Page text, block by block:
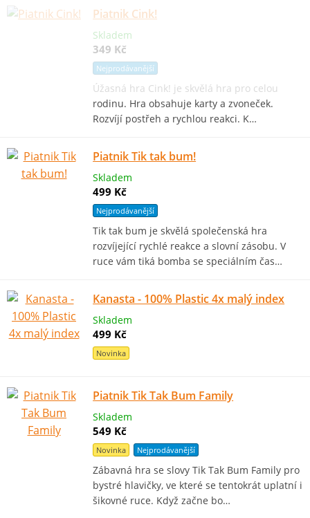
Piatnik Cink!
Skladem
349 Kč
Nejprodávanější
Úžasná hra Cink! je skvělá hra pro celou
rodinu. Hra obsahuje karty a zvoneček.
Rozvíjí postřeh a rychlou reakci. K…
Piatnik Tik tak bum!
Skladem
499 Kč
Nejprodávanější
Tik tak bum je skvělá společenská hra
rozvíjející rychlé reakce a slovní zásobu. V
ruce vám tiká bomba se speciálním čas…
Kanasta - 100% Plastic 4x malý index
Skladem
499 Kč
Novinka
Piatnik Tik Tak Bum Family
Skladem
549 Kč
Novinka Nejprodávanější
Zábavná hra se slovy Tik Tak Bum Family pro
bystré hlavičky, ve které se tentokrát uplatní i
šikovné ruce. Když začne bo…